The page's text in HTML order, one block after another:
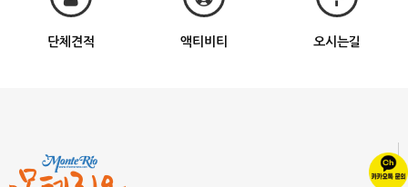
단체견적 액티비티 오시는길